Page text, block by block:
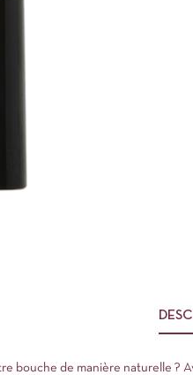
bouche de manière naturelle ?